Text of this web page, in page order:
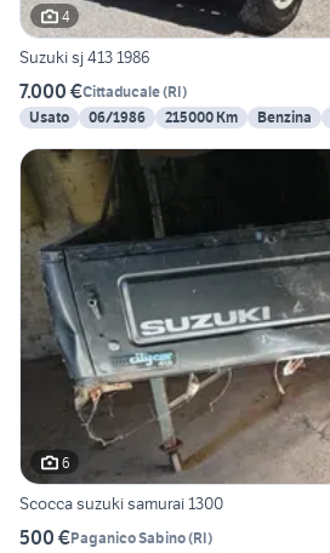
4
Suzuki sj 413 1986
7.000 €Cittaducale(RI)
Usato
06/1986 215000 Km Benzina
6
Scocca suzuki samurai 1300
500 €Paganico Sabino(RI)